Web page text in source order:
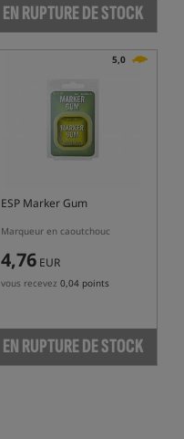
EN RUPTURE DE STOCK
5,0
ESP Marker Gum
Marqueur en caoutchouc
4,76 EUR
vous recevez 0,04 points
EN RUPTURE DE STOCK